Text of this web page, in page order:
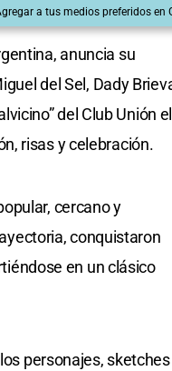
a tus medios preferidos en
anuncia su
del Sel, Dady
del Club Unión el
risas y celebración.
cercano y
conquistaron
en un clásico
personajes,